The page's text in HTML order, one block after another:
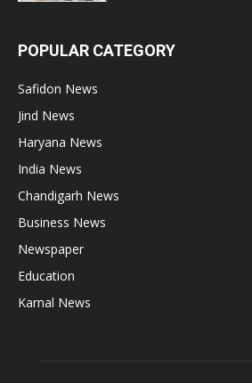
POPULAR CATEGORY
Safidon News
Jind News
Haryana News
India News
Chandigarh News
Business News
Newspaper
Education
Karnal News